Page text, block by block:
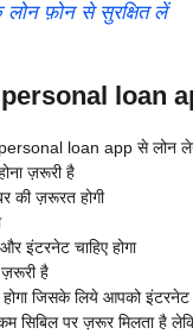
फ़ोन से सुरक्षित लें
loan
loan app से लोन लेने
ज़रूरी है
की ज़रूरत होगी
इंटरनेट चाहिए होगा
है
जिसके लिये आपको इंटरनेट
सिबिल पर ज़रूर मिलता है